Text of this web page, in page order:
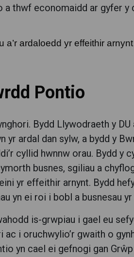
a thwf economaidd ar gyfer y
a’r ardaloedd yr effeithir
Pontio
Bydd Llywodraeth y DU
yr ardal dan sylw, a bydd y
cyllid hwnnw orau. Bydd y
busnes, sgiliau a
yr effeithir arnynt. Bydd
yn ei roi i bobl a busnesau
is-grwpiau i gael eu
i oruchwylio’r gwaith o
yn cael ei gefnogi gan